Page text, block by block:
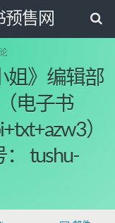
预售网
姐》编辑部
电子书
）
tushu-